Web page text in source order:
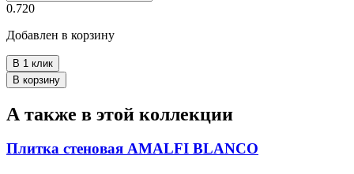
0.720
Добавлен в корзину
В 1 клик
В корзину
А также в этой коллекции
Плитка стеновая AMALFI BLANCO